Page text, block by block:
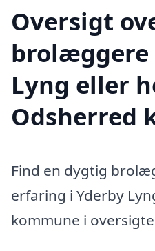
Oversigt
brolæggere
Lyng eller
Odsherred
Find en dygtig
erfaring i Yderby
kommune i